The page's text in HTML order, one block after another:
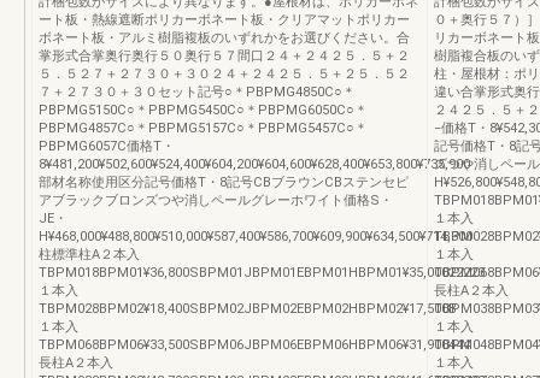
ート板・熱線遮断ポリカーボネート板・クリアマットポリカー
ボネート板・アルミ樹脂複板のいずれかをお選びください。合
掌形式合掌奥行奥行５０奥行５７間口２４＋２４２５．５＋２
５．５２７＋２７３０＋３０２４＋２４２５．５＋２５．５２
７＋２７３０＋３０セット記号○＊PBPMG4850C○＊
PBPMG5150C○＊PBPMG5450C○＊PBPMG6050C○＊
PBPMG4857C○＊PBPMG5157C○＊PBPMG5457C○＊
PBPMG6057C価格T・
8¥481,200¥502,600¥524,400¥604,200¥604,600¥628,400¥653,800¥735,900
部材名称使用区分記号価格T・8記号CBブラウンCBステンセピ
アブラックブロンズつや消しペールグレーホワイト価格S・
JE・
H¥468,000¥488,800¥510,000¥587,400¥586,700¥609,900¥634,500¥714,300
柱標準柱A２本入
TBPM018BPM01¥36,800SBPM01JBPM01EBPM01HBPM01¥35,00022223
１本入
TBPM028BPM02¥18,400SBPM02JBPM02EBPM02HBPM02¥17,500B
１本入
TBPM068BPM06¥33,500SBPM06JBPM06EBPM06HBPM06¥31,900444
長柱A２本入
０＋奥行５７）
リカーボネート
樹脂複合板のい
柱・屋根材：ポ
違い合掌形式奥
２４２５．５＋
−価格T・
記号価格T・8記
ズつや消しペー
１本入
１本入
長柱A２本入
１本入
１本入